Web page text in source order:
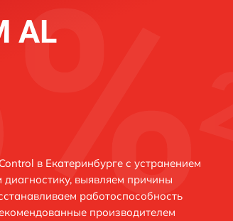
AL
в Екатеринбурге с устранением
выявляем причины
работоспособность
производителем